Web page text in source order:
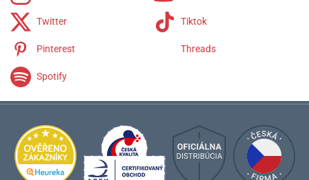
Twitter Tiktok
Pinterest Threads
Spotify